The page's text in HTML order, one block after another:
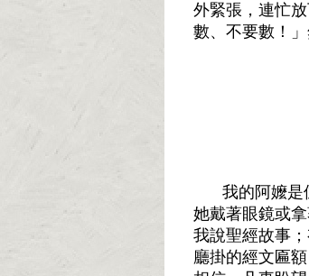
外緊張，連忙
數、不要數！
我的阿嬤是
她戴著眼鏡或
我說聖經故事
廳掛的經文匾